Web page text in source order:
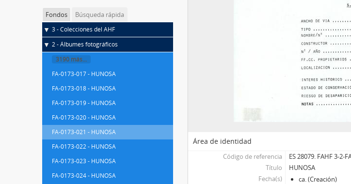
Fondos Búsqueda rápida
3 - Colecciones del AHF
2 - Álbumes fotográficos
3190 más...
FA-0173-017 - HUNOSA
FA-0173-018 - HUNOSA
FA-0173-019 - HUNOSA
FA-0173-020 - HUNOSA
FA-0173-021 - HUNOSA
FA-0173-022 - HUNOSA
FA-0173-023 - HUNOSA
FA-0173-024 - HUNOSA
Área de identidad
Código de referencia
ES 28079. FAHF 3-2-
Título
HUNOSA
Fecha(s)
ca. (Creación)